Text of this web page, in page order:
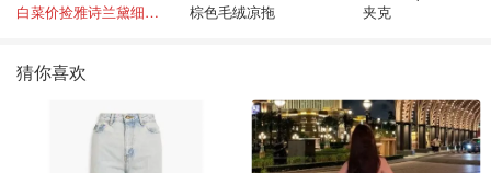
白菜价捡雅诗兰黛细管！薄涂没毛病
棕色毛绒凉拖
夹克
猜你喜欢